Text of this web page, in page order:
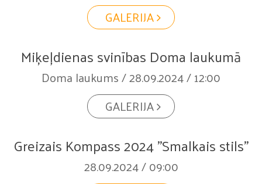
GALERIJA
Miķeļdienas svinības Doma laukumā
Doma laukums / 28.09.2024 / 12:00
GALERIJA
Greizais Kompass 2024 "Smalkais stils"
28.09.2024 / 09:00